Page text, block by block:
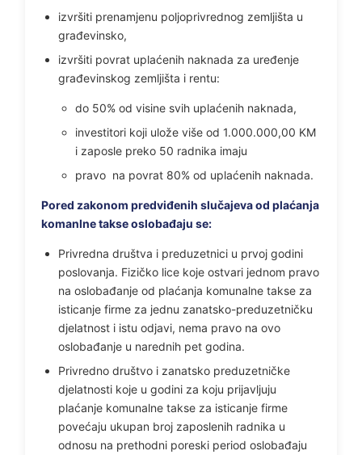
izvršiti prenamjenu poljoprivrednog zemljišta u
građevinsko,
izvršiti povrat uplaćenih naknada za uređenje
građevinskog zemljišta i rentu:
do 50% od visine svih uplaćenih naknada,
investitori koji ulože više od 1.000.000,00 KM
i zaposle preko 50 radnika imaju
pravo na povrat 80% od uplaćenih naknada.
Pored zakonom predviđenih slučajeva od plaćanja
komanlne takse oslobađaju se:
Privredna društva i preduzetnici u prvoj godini
poslovanja. Fizičko lice koje ostvari jednom pravo
na oslobađanje od plaćanja komunalne takse za
isticanje firme za jednu zanatsko-preduzetničku
djelatnost i istu odjavi, nema pravo na ovo
oslobađanje u narednih pet godina.
Privredno društvo i zanatsko preduzetničke
djelatnosti koje u godini za koju prijavljuju
plaćanje komunalne takse za isticanje firme
povećaju ukupan broj zaposlenih radnika u
odnosu na prethodni poreski period oslobađaju